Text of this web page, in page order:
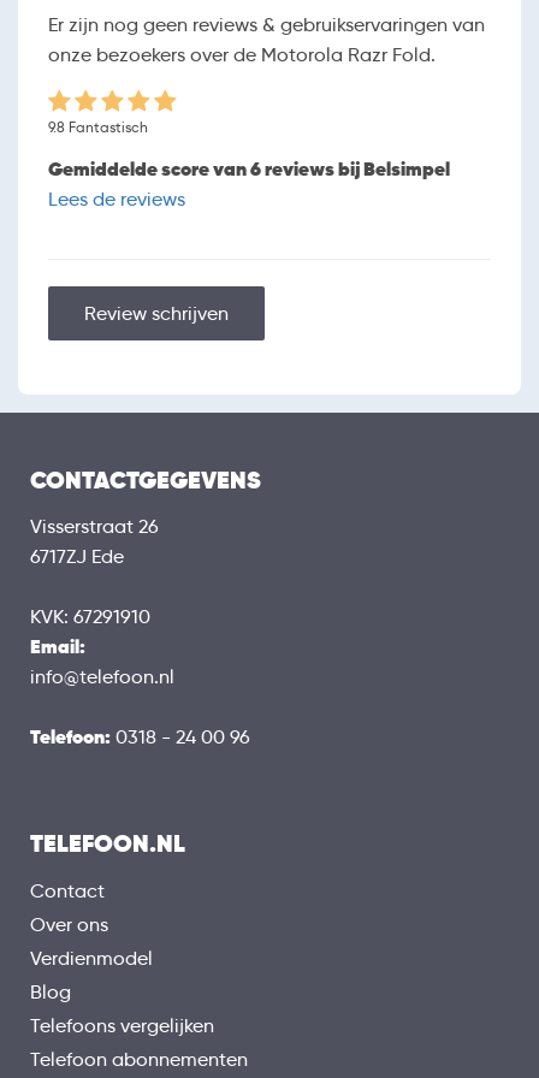
Touchscreen
Orientatiesensor
HARDWARE
Werkgeheugen (RAM) 16 GB
Uitbereidingsmogelijkheden
BATTERIJ
Draadloos opladen
BEVEILIGING
Pincode
Vingerafdrukscanner
Waterdicht
NETWERKEN
Wifi
NFC
Er zijn nog geen reviews & gebruikservaringen van
onze bezoekers over de Motorola Razr Fold.
9.8 Fantastisch
Gemiddelde score van 6 reviews bij Belsimpel
Lees de reviews
Review schrijven
CONTACTGEGEVENS
Visserstraat 26
6717ZJ Ede
KVK: 67291910
Email:
info@telefoon.nl
Telefoon: 0318 - 24 00 96
TELEFOON.NL
Contact
Over ons
Verdienmodel
Blog
Telefoons vergelijken
Telefoon abonnementen